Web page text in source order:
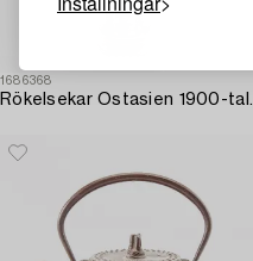
1686368
Rökelsekar Ostasien 1900-tal.